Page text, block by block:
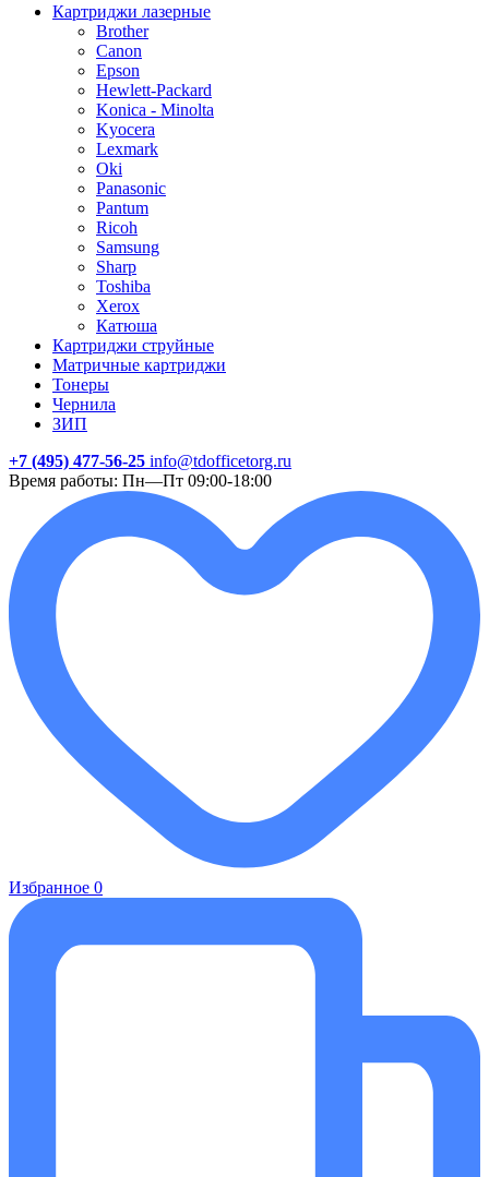
Картриджи лазерные
Brother
Canon
Epson
Hewlett-Packard
Konica - Minolta
Kyocera
Lexmark
Oki
Panasonic
Pantum
Ricoh
Samsung
Sharp
Toshiba
Xerox
Катюша
Картриджи струйные
Матричные картриджи
Тонеры
Чернила
ЗИП
+7 (495) 477-56-25 info@tdofficetorg.ru
Время работы: Пн—Пт 09:00-18:00
Избранное 0